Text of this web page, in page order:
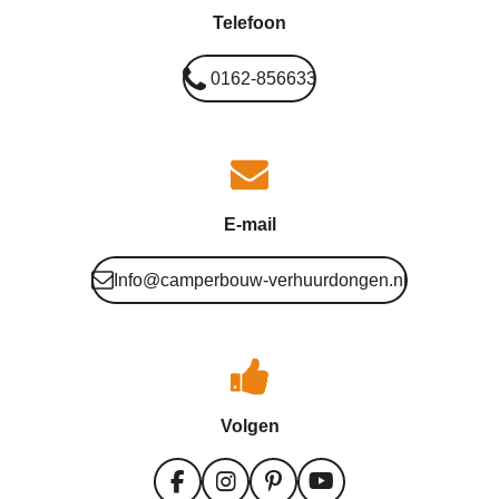
Telefoon
0162-856633
E-mail
Info@camperbouw-verhuurdongen.nl
Volgen
F I P Y